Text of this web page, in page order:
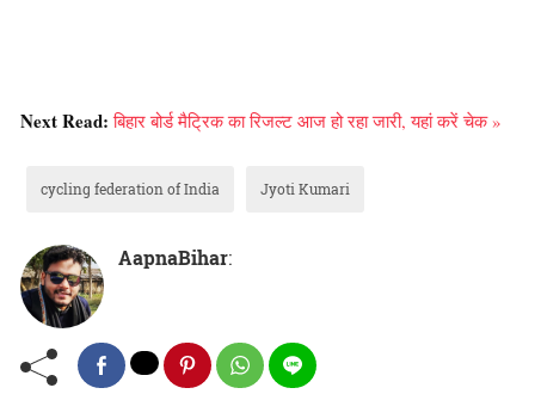
Next Read:बिहार बोर्ड मैट्रिक का रिजल्ट आज हो रहा जारी, यहां करें चेक »
cycling federation of India Jyoti Kumari
AapnaBihar: